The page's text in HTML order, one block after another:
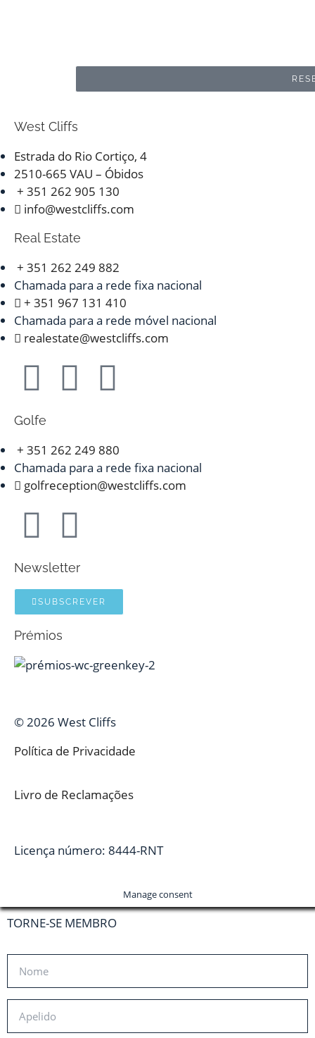
West Cliffs
Estrada do Rio Cortiço, 4
2510-665 VAU – Óbidos
+ 351 262 905 130
info@westcliffs.com
Real Estate
+ 351 262 249 882
Chamada para a rede fixa nacional
+ 351 967 131 410
Chamada para a rede móvel nacional
realestate@westcliffs.com
Golfe
+ 351 262 249 880
Chamada para a rede fixa nacional
golfreception@westcliffs.com
Newsletter
SUBSCREVER
Prémios
© 2026 West Cliffs
Política de Privacidade
Livro de Reclamações
Licença número: 8444-RNT
Manage consent
TORNE-SE MEMBRO